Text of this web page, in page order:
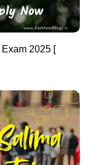
2025 [